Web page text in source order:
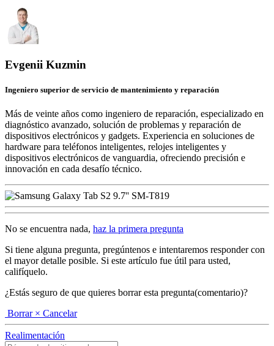
Evgenii Kuzmin
Ingeniero superior de servicio de mantenimiento y reparación
Más de veinte años como ingeniero de reparación, especializado en
diagnóstico avanzado, solución de problemas y reparación de
dispositivos electrónicos y gadgets. Experiencia en soluciones de
hardware para teléfonos inteligentes, relojes inteligentes y
dispositivos electrónicos de vanguardia, ofreciendo precisión e
innovación en cada desafío técnico.
No se encuentra nada, haz la primera pregunta
Si tiene alguna pregunta, pregúntenos e intentaremos responder con
el mayor detalle posible. Si este artículo fue útil para usted,
califíquelo.
¿Estás seguro de que quieres borrar esta pregunta(comentario)?
Borrar × Cancelar
Realimentación